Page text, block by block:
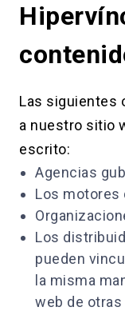
Las siguientes
a nuestro sitio
escrito:
Agencias
Los motores
Los
pueden
la misma
web de